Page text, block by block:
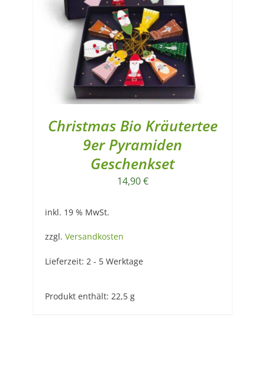
Christmas Bio Kräutertee
9er Pyramiden
Geschenkset
14,90€
inkl. 19 % MwSt.
zzgl. Versandkosten
Lieferzeit: 2 - 5 Werktage
Produkt enthält: 22,5 g